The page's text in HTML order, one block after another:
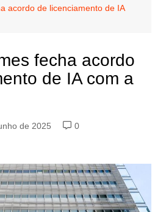
acordo de licenciamento de IA
fecha acordo
de IA com a
de 2025
0